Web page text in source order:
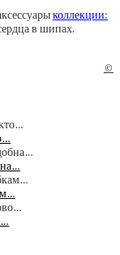
коллекции:
в шипах.
©